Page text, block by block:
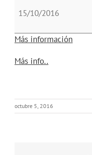
por
Colorada
15/10/2016
Más información
Más info..
octubre 5, 2016